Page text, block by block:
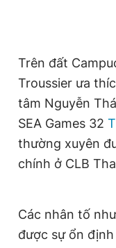
Trên đất
Troussier ưa
tâm Nguyễn
SEA Games 32
thường xuyên
chính ở CLB
Các nhân tố
được sự ổn